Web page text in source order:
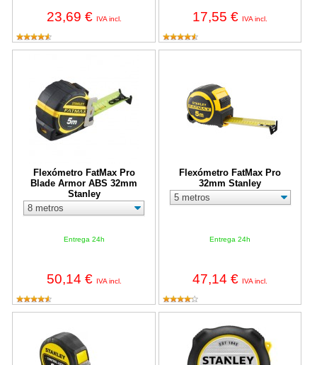
23,69 € IVA incl. 17,55 € IVA incl.
Flexómetro FatMax Pro
Blade Armor ABS 32mm
Stanley
Entrega 24h
50,14 € IVA incl.
Flexómetro FatMax Pro
32mm Stanley
Entrega 24h
47,14 € IVA incl.